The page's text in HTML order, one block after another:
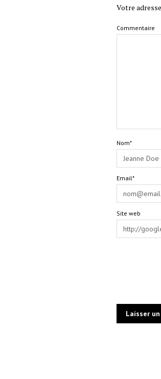
Votre
Commentaire
Nom*
Email*
Site web